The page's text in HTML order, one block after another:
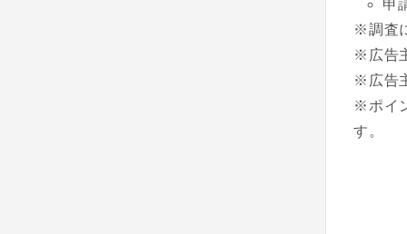
申
※調査
※広告
※広告
※ポイ
す。